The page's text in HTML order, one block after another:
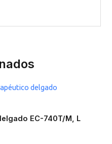
EC-740T/M, L